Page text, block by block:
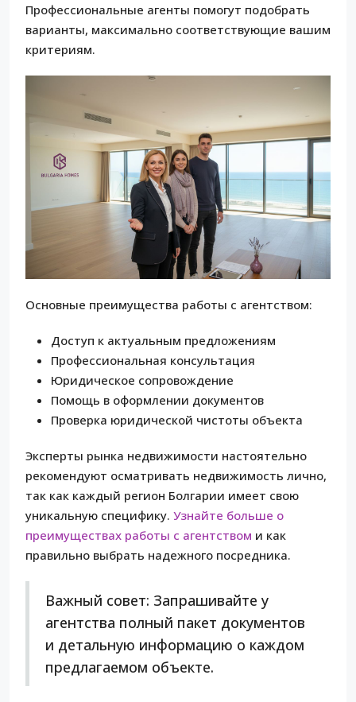
Профессиональные агенты помогут подобрать
варианты, максимально соответствующие вашим
критериям.
Основные преимущества работы с агентством:
Доступ к актуальным предложениям
Профессиональная консультация
Юридическое сопровождение
Помощь в оформлении документов
Проверка юридической чистоты объекта
Эксперты рынка недвижимости настоятельно
рекомендуют осматривать недвижимость лично,
так как каждый регион Болгарии имеет свою
уникальную специфику. Узнайте больше о
преимуществах работы с агентством и как
правильно выбрать надежного посредника.
Важный совет: Запрашивайте у
агентства полный пакет документов
и детальную информацию о каждом
предлагаемом объекте.